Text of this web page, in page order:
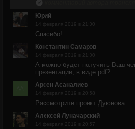
Юрий
14 февраля 2019 в 21:00
Спасибо!
Константин Самаров
14 февраля 2019 в 21:00
А можно будет получить Ваш
презентации, в виде pdf?
Арсен Асаналиев
14 февраля 2019 в 20:58
Рассмотрите проект Дуюнова
Алексей Луначарский
14 февраля 2019 в 20:57